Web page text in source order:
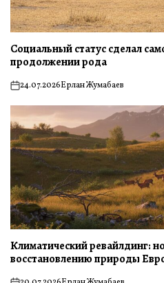
Социальный статус сделал
продолжении рода
on24.07.2026Ерлан Жумабаев
Климатический ревайлдинг:
восстановлению природы